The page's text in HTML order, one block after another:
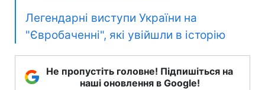
Легендарні виступи України на
"Євробаченні", які увійшли в історію
Не пропустіть головне! Підпишіться на
наші оновлення в Google!